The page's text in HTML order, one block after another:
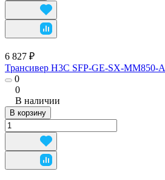
6 827 ₽
Трансивер H3C SFP-GE-SX-MM850-A
0
0
В наличии
В корзину